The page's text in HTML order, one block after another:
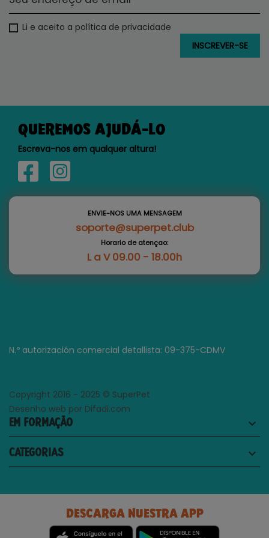
Li e aceito a política de privacidade
QUEREMOS AJUDÁ-LO
Escreva-nos em qualquer altura!
ENVIE-NOS UMA MENSAGEM
soporte@superpet.club
Horario de atençao:
L a V 09.00 - 18.00h
N.º autorización comercial detallista: 09-375-CDMV
Copyright 2016 - 2025 © SuperPet
Desenho web por Difadi.com
EM FORMAÇÃO keyboard_arrow_down
CATEGORIAS keyboard_arrow_down
DESCARGA NUESTRA APP